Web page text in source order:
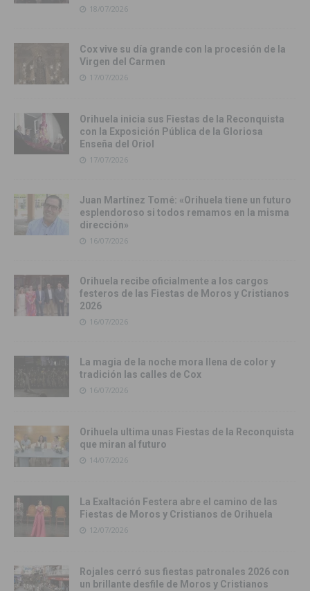
18/07/2026
Cox vive su día grande con la procesión de la
Virgen del Carmen
17/07/2026
Orihuela inicia sus Fiestas de la Reconquista
con la Exposición Pública de la Gloriosa
Enseña del Oriol
17/07/2026
Juan Martínez Tomé: «Orihuela tiene un futuro
esplendoroso si todos remamos en la misma
dirección»
16/07/2026
Orihuela recibe oficialmente a los cargos
festeros de las Fiestas de Moros y Cristianos
2026
16/07/2026
La magia de la noche mora llena de color y
tradición las calles de Cox
16/07/2026
Orihuela ultima unas Fiestas de la Reconquista
que miran al futuro
14/07/2026
La Exaltación Festera abre el camino de las
Fiestas de Moros y Cristianos de Orihuela
12/07/2026
Rojales cerró sus fiestas patronales 2026 con
un brillante desfile de Moros y Cristianos